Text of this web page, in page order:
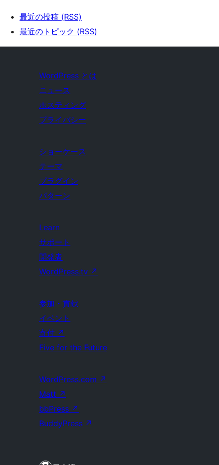
最近の投稿 (RSS)
最近のトピック (RSS)
WordPress とは
ニュース
ホスティング
プライバシー
ショーケース
テーマ
プラグイン
パターン
Learn
サポート
開発者
WordPress.tv ↗
参加・貢献
イベント
寄付 ↗
Five for the Future
WordPress.com ↗
Matt ↗
bbPress ↗
BuddyPress ↗